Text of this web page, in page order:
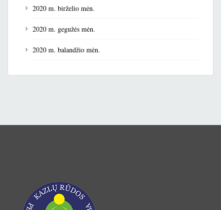
2020 m. birželio mėn.
2020 m. gegužės mėn.
2020 m. balandžio mėn.